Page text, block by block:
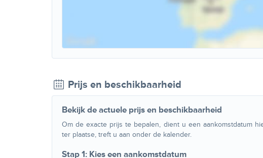
Prijs en beschikbaarheid
Bekijk de actuele prijs en beschikbaarheid
Om de exacte prijs te bepalen, dient u een aankomstdatum
ter plaatse, treft u aan onder de kalender.
Stap 1: Kies een aankomstdatum